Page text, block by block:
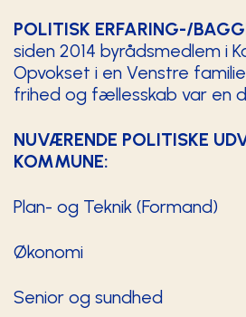
POLITISK ERFARING-/
siden 2014 byrådsmedlem i
Opvokset i en Venstre
frihed og fællesskab var en
NUVÆRENDE POLITISKE
KOMMUNE:
Plan- og Teknik (Formand)
Økonomi
Senior og sundhed